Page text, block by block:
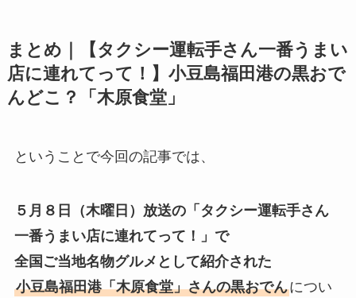
まとめ｜【タクシー運転手さん一番うまい
店に連れてって！】小豆島福田港の黒おで
んどこ？「木原食堂」
ということで今回の記事では、
５月８日（木曜日）放送の「タクシー運転手さん
一番うまい店に連れてって！」で
全国ご当地名物グルメとして紹介された
小豆島福田港「木原食堂」さんの黒おでんについ